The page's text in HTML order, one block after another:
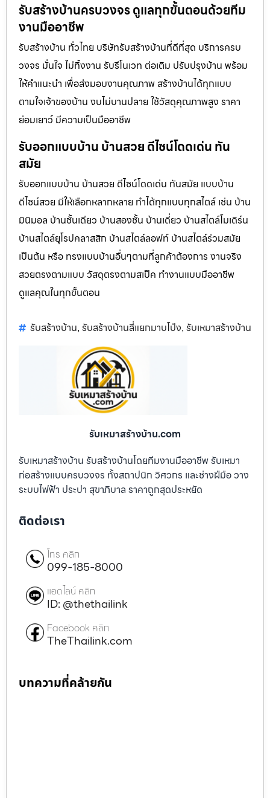
รับสร้างบ้านครบวงจร ดูแลทุกขั้นตอนด้วยทีม
งานมืออาชีพ
รับสร้างบ้าน ทั่วไทย บริษัทรับสร้างบ้านที่ดีที่สุด บริการครบ
วงจร มั่นใจ ไม่ทิ้งงาน รับรีโนเวท ต่อเติม ปรับปรุงบ้าน พร้อม
ให้คำแนะนำ เพื่อส่งมอบงานคุณภาพ สร้างบ้านได้ทุกแบบ
ตามใจเจ้าของบ้าน งบไม่บานปลาย ใช้วัสดุคุณภาพสูง ราคา
ย่อมเยาว์ มีความเป็นมืออาชีพ
รับออกแบบบ้าน บ้านสวย ดีไซน์โดดเด่น ทัน
สมัย
รับออกแบบบ้าน บ้านสวย ดีไซน์โดดเด่น ทันสมัย แบบบ้าน
ดีไซน์สวย มีให้เลือกหลากหลาย ทำได้ทุกแบบทุกสไตล์ เช่น บ้าน
มินิมอล บ้านชั้นเดียว บ้านสองชั้น บ้านเดี่ยว บ้านสไตล์โมเดิร์น
บ้านสไตล์ยุโรปคลาสสิก บ้านสไตล์ลอฟท์ บ้านสไตล์ร่วมสมัย
เป็นต้น หรือ ทรงแบบบ้านอื่นๆตามที่ลูกค้าต้องการ งานจริง
สวยตรงตามแบบ วัสดุตรงตามสเป็ค ทำงานแบบมืออาชีพ
ดูแลคุณในทุกขั้นตอน
รับสร้างบ้าน, รับสร้างบ้านสี่แยกมาบโป่ง, รับเหมาสร้างบ้าน
รับเหมาสร้างบ้าน.com
รับเหมาสร้างบ้าน รับสร้างบ้านโดยทีมงานมืออาชีพ รับเหมา
ก่อสร้างแบบครบวงจร ทั้งสถาปนิก วิศวกร และช่างฝีมือ วาง
ระบบไฟฟ้า ประปา สุขาภิบาล ราคาถูกสุดประหยัด
ติดต่อเรา
โทร คลิก
099-185-8000
แอดไลน์ คลิก
ID: @thethailink
Facebook คลิก
TheThailink.com
บทความที่คล้ายกัน